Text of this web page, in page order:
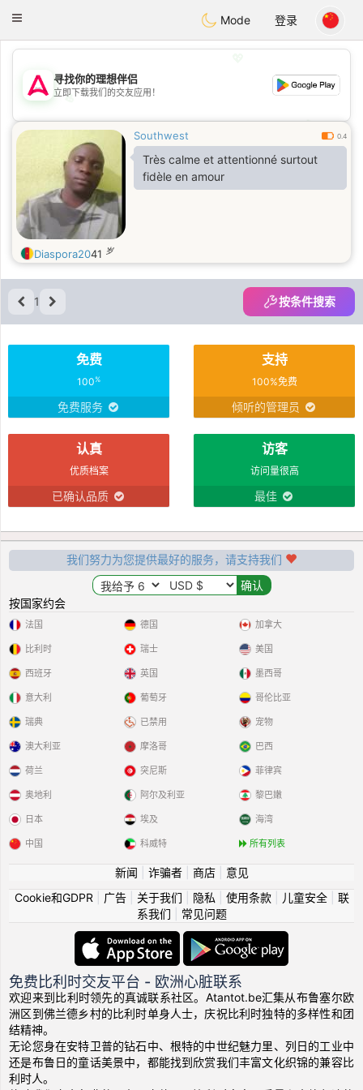
Tantôt
Toggle
Mode 登录
💖
💕
💕
寻找你的理想伴侣
立即下载我们的交友应用！
Southwest 0.4
Très calme et attentionné surtout
fidèle en amour
Diaspora2041 岁
1 按条件搜索
免费
100%
免费服务
支持
100%免费
倾听的管理员
认真
优质档案
已确认品质
访客
访问量很高
最佳
我们努力为您提供最好的服务，请支持我们
按国家约会
法国
比利时
西班牙
意大利
瑞典
德国
瑞士
英国
葡萄牙
已禁用
加拿大
美国
墨西哥
哥伦比亚
宠物
澳大利亚
荷兰
奥地利
日本
中国
摩洛哥
突尼斯
阿尔及利亚
埃及
科威特
巴西
菲律宾
黎巴嫩
海湾
所有列表
新闻 诈骗者| 商店| 意见
Cookie和GDPR
广告| 关于我们 隐私 使用条款| 儿童安全| 联
系我们
常见问题
免费比利时交友平台 - 欧洲心脏联系
欢迎来到比利时领先的真诚联系社区。Atantot.be汇集从布鲁塞尔欧
洲区到佛兰德乡村的比利时单身人士，庆祝比利时独特的多样性和团
结精神。
无论您身在安特卫普的钻石中、根特的中世纪魅力里、列日的工业中
还是布鲁日的童话美景中，都能找到欣赏我们丰富文化织锦的兼容比
利时人。